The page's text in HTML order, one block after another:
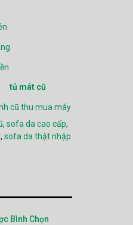
tủ mát cũ
cũ thu mua máy
, sofa da cao cấp,
, sofa da thật nhập
Bình Chọn